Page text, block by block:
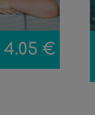
4.05 €